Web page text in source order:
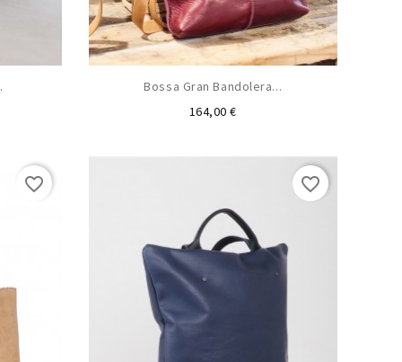
Bossa Gran Bandolera...
164,00 €Preu
favorite_border favorite_border